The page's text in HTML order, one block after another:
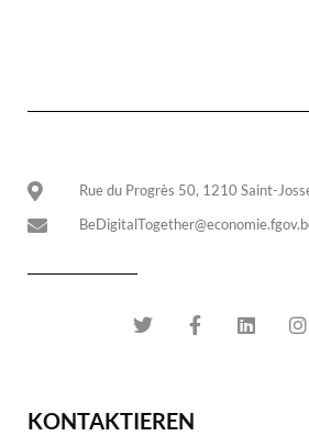
Rue du Progrès 50, 1210 Saint-
KONTAKTIEREN